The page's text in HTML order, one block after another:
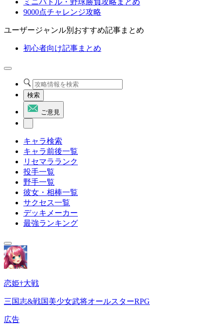
ミニバトル・野球勝負攻略まとめ
9000点チャレンジ攻略
ユーザージャンル別おすすめ記事まとめ
初心者向け記事まとめ
検索
ご意見
キャラ検索
キャラ前後一覧
リセマラランク
投手一覧
野手一覧
彼女・相棒一覧
サクセス一覧
デッキメーカー
最強ランキング
恋姫†大戦
三国志&戦国美少女武将オールスターRPG
広告